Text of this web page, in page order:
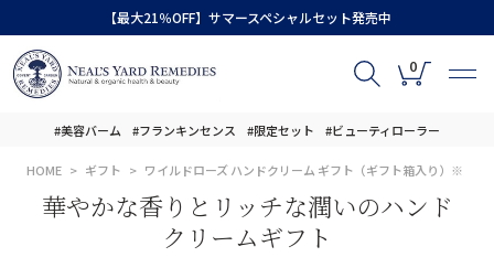
【最大21％OFF】サマースペシャルセット発売中
0
#美容バーム #フランキンセンス #限定セット #ビューティローラー
HOME ギフト ワイルドローズ ハンドクリーム ギフト（ギフト箱入り）※
華やかな香りとリッチな潤いのハンド
クリームギフト